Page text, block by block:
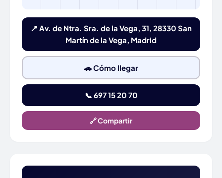
📍 Av. de Ntra. Sra. de la Vega, 31, 28330 San
Martín de la Vega, Madrid
🚗 Cómo llegar
📞 697 15 20 70
🔗 Compartir